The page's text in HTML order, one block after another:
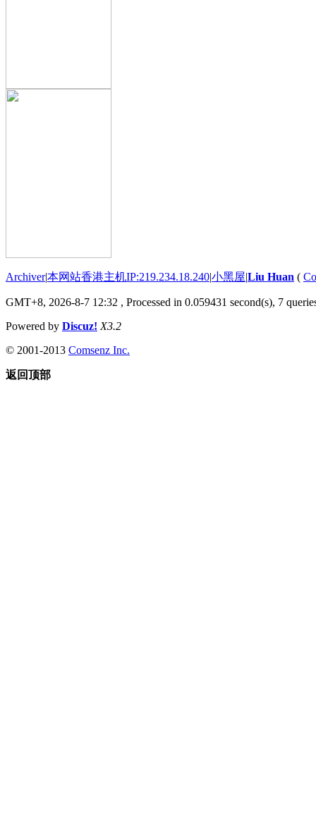
Archiver|本网站香港主机IP:219.234.18.240|小黑屋|Liu Huan (
GMT+8, 2026-8-7 12:32 , Processed in 0.059431 second(s), 7
Powered by Discuz! X3.2
© 2001-2013 Comsenz Inc.
返回顶部